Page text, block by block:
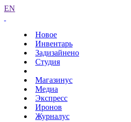
EN
Новое
Инвентарь
Задизайнено
Студия
Магазинус
Медиа
Экспресс
Иронов
Журналус